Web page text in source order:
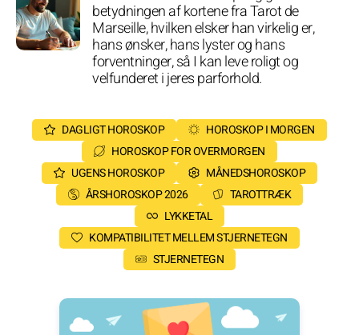
betydningen af kortene fra Tarot de
Marseille, hvilken elsker han virkelig er,
hans ønsker, hans lyster og hans
forventninger, så I kan leve roligt og
velfunderet i jeres parforhold.
DAGLIGT HOROSKOP
HOROSKOP I MORGEN
HOROSKOP FOR OVERMORGEN
UGENS HOROSKOP
MÅNEDSHOROSKOP
ÅRSHOROSKOP 2026
TAROTTRÆK
LYKKETAL
KOMPATIBILITET MELLEM STJERNETEGN
STJERNETEGN